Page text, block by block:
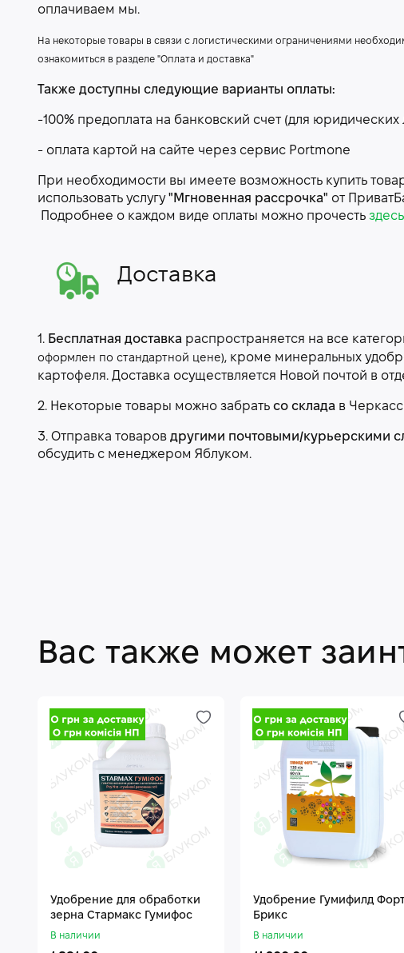
оплачиваем мы.
На некоторые товары в связи с логистическими ограничениями
ознакомиться в разделе "Оплата и доставка"
Также доступны следующие варианты оплаты:
-100% предоплата на банковский счет (для
- оплата картой на сайте через сервис Portmone
При необходимости вы имеете возможность купить
использовать услугу "Мгновенная рассрочка" от
Подробнее о каждом виде оплаты можно прочесть здесь
Доставка
1. Бесплатная доставка распространяется на все
оформлен по стандартной цене), кроме минеральных
картофеля. Доставка осуществляется Новой почтой в
2. Некоторые товары можно забрать со склада в
3. Отправка товаров другими почтовыми/курьерскими
обсудить с менеджером Яблуком.
Вас также может
Удобрение для обработки
зерна Стармакс Гумифос
В наличии
Удобрение Гумифилд
Брикс
В наличии